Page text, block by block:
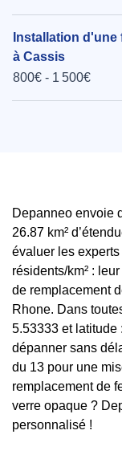
Installation
à Cassis
800€ - 1 500€
Depanneo envoie
26.87 km²
évaluer les
résidents/km² :
de remplacement
Rhone. Dans
5.53333 et latitude
dépanner sans
du 13 pour une
remplacement de
verre opaque ?
personnalisé !